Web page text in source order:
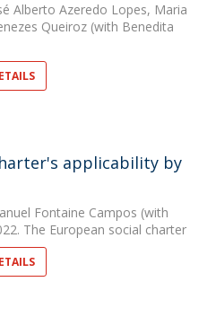
Alberto Azeredo Lopes, Maria
Queiroz (with Benedita
applicability by
Fontaine Campos (with
The European social charter